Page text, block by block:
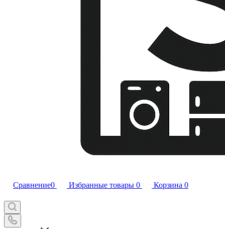
Сравнение0 Избранные товары 0 Корзина 0